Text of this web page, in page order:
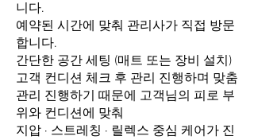
니다.
예약된 시간에 맞춰 관리사가 직접 방문
합니다.
간단한 공간 세팅 (매트 또는 장비 설치)
고객 컨디션 체크 후 관리 진행하며 맞춤
관리 진행하기 때문에 고객님의 피로 부
위와 컨디션에 맞춰
지압 · 스트레칭 · 릴렉스 중심 케어가 진